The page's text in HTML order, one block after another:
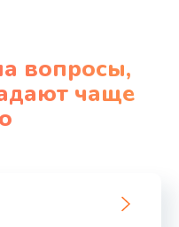
вопросы,
чаще